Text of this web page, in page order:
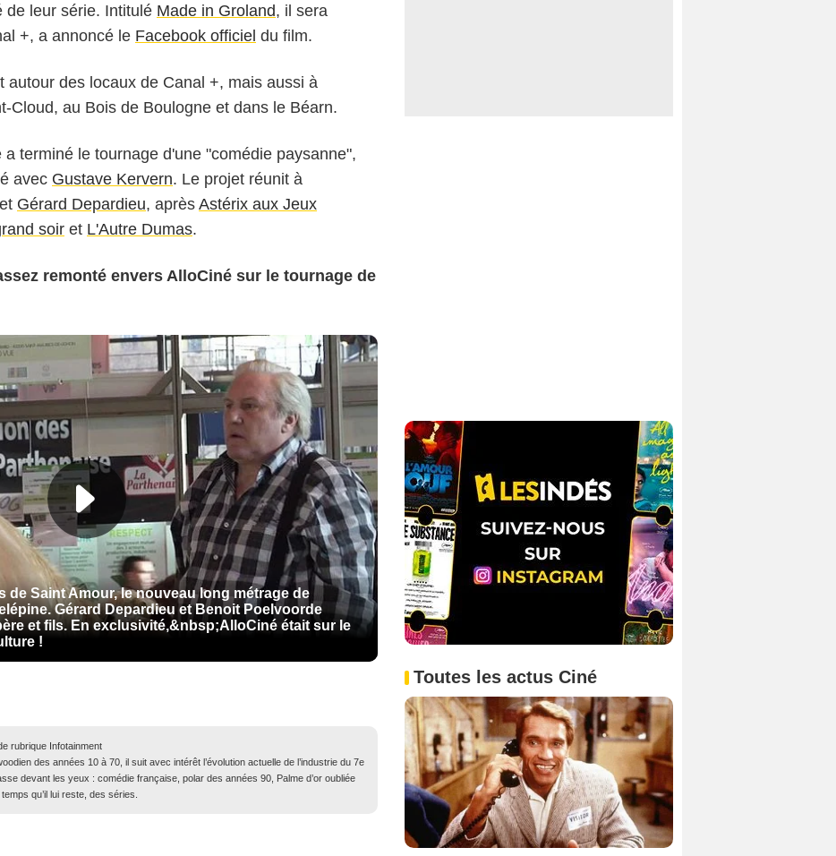
de leur série. Intitulé Made in Groland, il sera
+, a annoncé le Facebook officiel du film.
autour des locaux de Canal +, mais aussi à
Cloud, au Bois de Boulogne et dans le Béarn.
terminé le tournage d'une "comédie paysanne",
avec Gustave Kervern. Le projet réunit à
et Gérard Depardieu, après Astérix aux Jeux
soir et L'Autre Dumas.
remonté envers AlloCiné sur le tournage de
de Saint Amour, le nouveau long métrage de
Gérard Depardieu et Benoit Poelvoorde
et fils. En exclusivité,&nbsp;AlloCiné était sur le
!
rubrique Infotainment
des années 10 à 70, il suit avec intérêt l’évolution actuelle de l’industrie du 7e
devant les yeux : comédie française, polar des années 90, Palme d’or oubliée
qu’il lui reste, des séries.
Toutes les actus Ciné